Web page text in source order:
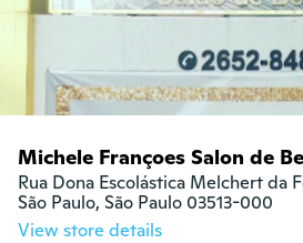
Michele Françoes Salon de
Rua Dona Escolástica Melchert da
São Paulo, São Paulo 03513-000
View store details